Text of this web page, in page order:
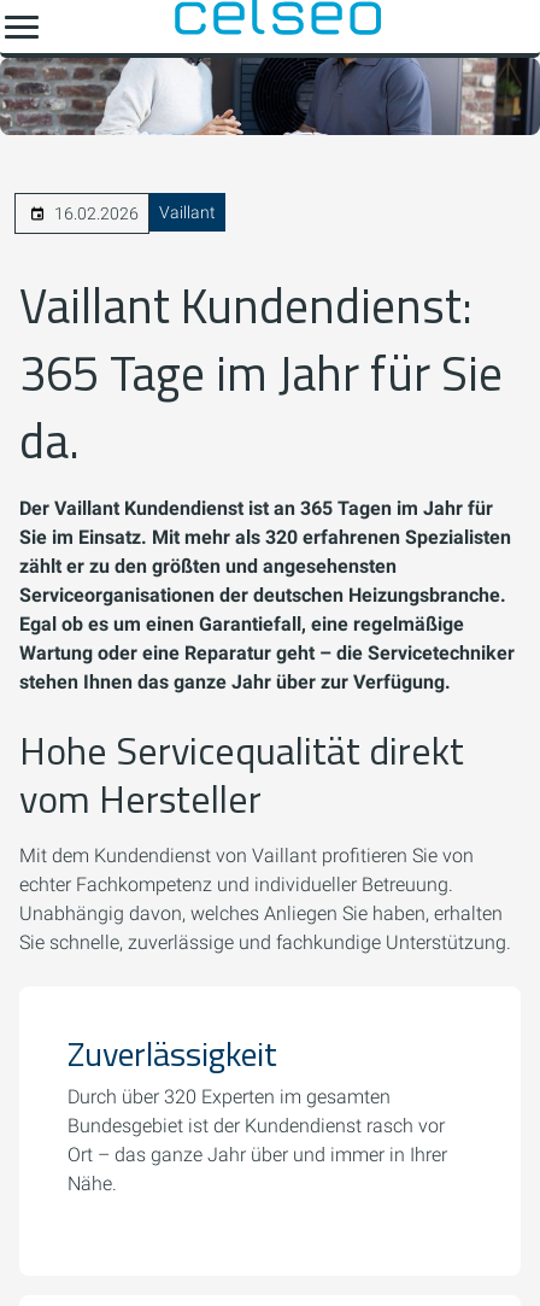
16.02.2026 Vaillant
Vaillant Kundendienst:
365 Tage im Jahr für Sie
da.
Der Vaillant Kundendienst ist an 365 Tagen im Jahr für
Sie im Einsatz. Mit mehr als 320 erfahrenen Spezialisten
zählt er zu den größten und angesehensten
Serviceorganisationen der deutschen Heizungsbranche.
Egal ob es um einen Garantiefall, eine regelmäßige
Wartung oder eine Reparatur geht – die Servicetechniker
stehen Ihnen das ganze Jahr über zur Verfügung.
Hohe Servicequalität direkt
vom Hersteller
Mit dem Kundendienst von Vaillant profitieren Sie von
echter Fachkompetenz und individueller Betreuung.
Unabhängig davon, welches Anliegen Sie haben, erhalten
Sie schnelle, zuverlässige und fachkundige Unterstützung.
Zuverlässigkeit
Durch über 320 Experten im gesamten
Bundesgebiet ist der Kundendienst rasch vor
Ort – das ganze Jahr über und immer in Ihrer
Nähe.